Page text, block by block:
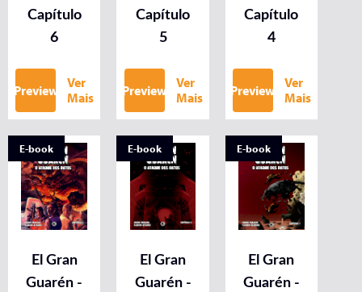
Capítulo
6
Preview
Ver
Mais
Capítulo
5
Preview
Ver
Mais
Capítulo
4
Preview
Ver
Mais
E-book
El Gran
Guarén -
E-book
El Gran
Guarén -
E-book
El Gran
Guarén -